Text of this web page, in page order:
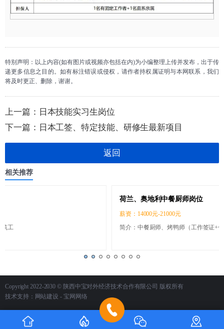
特别声明：以上内容(如有图片或视频亦包括在内)为小编整理上传并发布，出于传
递更多信息之目的。如有标注错误或侵权，请作者持权属证明与本网联系，我们
将及时更正、删除，谢谢。
上一篇： 日本技能实习生岗位
下一篇： 日本工签、特定技能、研修生最新项目
返回
相关推荐
简介：中餐厨师、烤鸭师（工作签证+包吃住）
Copyright 2022-2030 © 陕西中宝对外经济技术合作有限公司 版权所有
技术支持： 网站建设 - 宝网网络